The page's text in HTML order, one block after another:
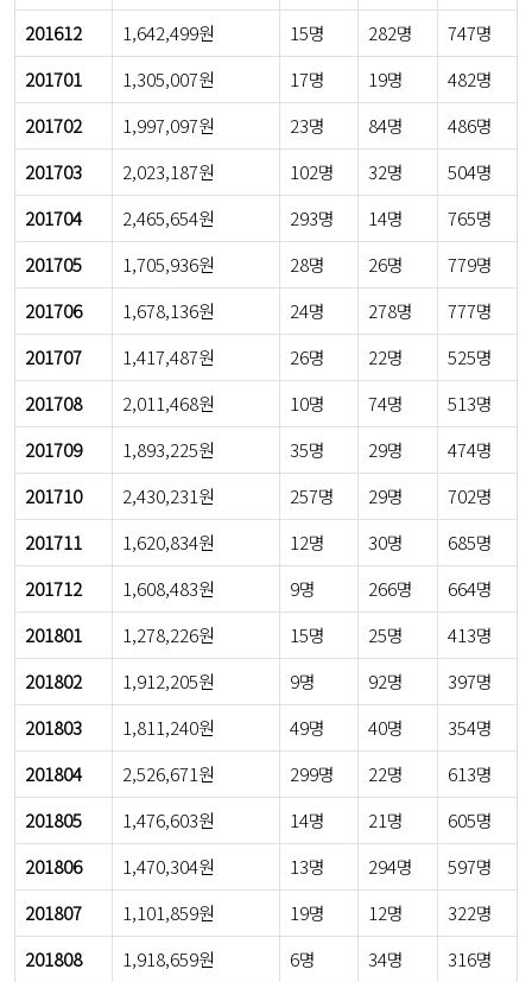
201612
1,642,499원 15명 282명
747명
201701
1,305,007원 17명 19명
482명
201702
1,997,097원 23명 84명
486명
201703
2,023,187원 102명 32명
504명
201704
2,465,654원 293명 14명
765명
201705
1,705,936원 28명 26명
779명
201706
1,678,136원 24명 278명
777명
201707
1,417,487원 26명 22명
525명
201708
2,011,468원 10명 74명
513명
201709
1,893,225원 35명 29명
474명
201710
2,430,231원 257명 29명
702명
201711
1,620,834원 12명 30명
685명
201712
1,608,483원 9명 266명
664명
201801
1,278,226원 15명 25명
413명
201802
1,912,205원 9명 92명
397명
201803
1,811,240원 49명 40명
354명
201804
2,526,671원 299명 22명
613명
201805
1,476,603원 14명 21명
605명
201806
1,470,304원 13명 294명
597명
201807
1,101,859원 19명 12명
322명
201808
1,918,659원 6명 34명
316명